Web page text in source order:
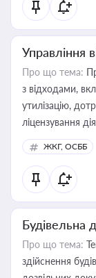
Управління
Про що тема:
з відходами,
утилізацію,
ліцензування
ЖКГ, ОСББ
Будівельна
Про що тема:
здійснення